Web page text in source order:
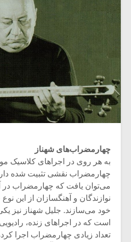
چهارمضراب‌های شهناز
به هر روی در اجراهای کلاسیک
چهارمضراب نقشی تثبیت شده دارد
می‌توان یافت که چهارمضراب در
نوازندگان و آهنگسازان از این
خود می‌سازند. جلیل شهناز نیز
است که در اجراهای زنده،
تعداد زیادی چهارمضراب اجرا